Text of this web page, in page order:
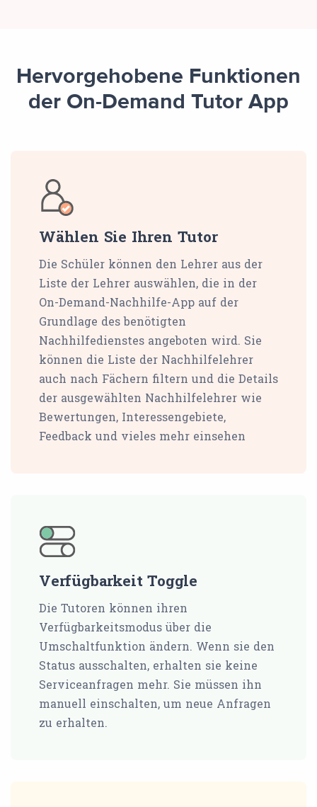
Hervorgehobene Funktionen
der On-Demand Tutor App
Wählen Sie Ihren Tutor
Die Schüler können den Lehrer aus der
Liste der Lehrer auswählen, die in der
On-Demand-Nachhilfe-App auf der
Grundlage des benötigten
Nachhilfedienstes angeboten wird. Sie
können die Liste der Nachhilfelehrer
auch nach Fächern filtern und die Details
der ausgewählten Nachhilfelehrer wie
Bewertungen, Interessengebiete,
Feedback und vieles mehr einsehen
Verfügbarkeit Toggle
Die Tutoren können ihren
Verfügbarkeitsmodus über die
Umschaltfunktion ändern. Wenn sie den
Status ausschalten, erhalten sie keine
Serviceanfragen mehr. Sie müssen ihn
manuell einschalten, um neue Anfragen
zu erhalten.